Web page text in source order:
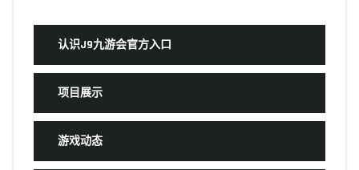
认识J9九游会官方入口
项目展示
游戏动态